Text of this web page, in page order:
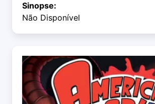
Sinopse:
Não Disponível